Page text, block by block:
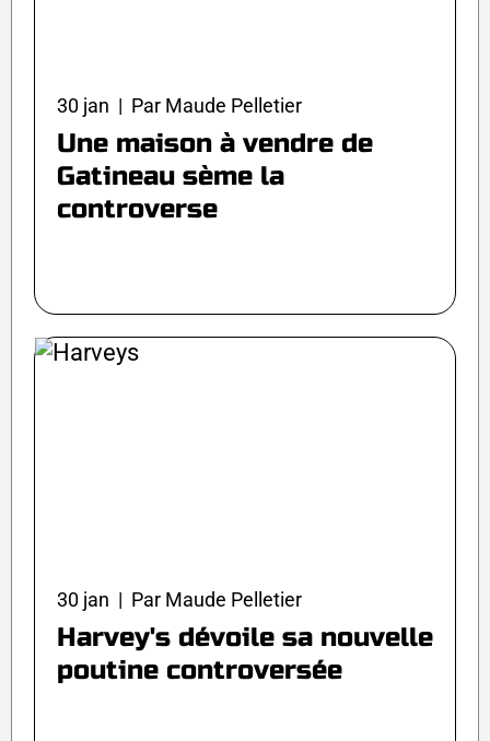
30 jan | Par Maude Pelletier
Une maison à vendre de
Gatineau sème la
controverse
30 jan | Par Maude Pelletier
Harvey's dévoile sa nouvelle
poutine controversée